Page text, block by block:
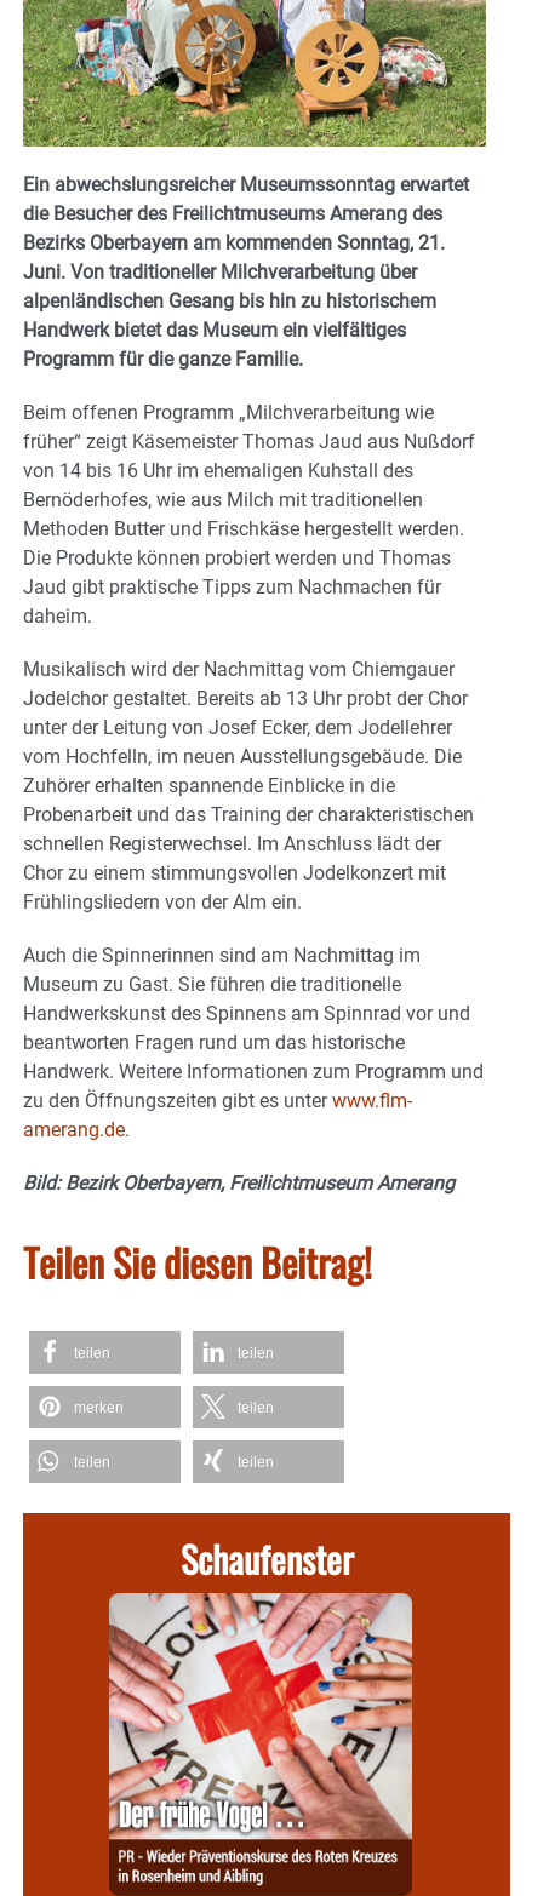
Ein abwechslungsreicher Museumssonntag erwartet
die Besucher des Freilichtmuseums Amerang des
Bezirks Oberbayern am kommenden Sonntag, 21.
Juni. Von traditioneller Milchverarbeitung über
alpenländischen Gesang bis hin zu historischem
Handwerk bietet das Museum ein vielfältiges
Programm für die ganze Familie.
Beim offenen Programm „Milchverarbeitung wie
früher“ zeigt Käsemeister Thomas Jaud aus Nußdorf
von 14 bis 16 Uhr im ehemaligen Kuhstall des
Bernöderhofes, wie aus Milch mit traditionellen
Methoden Butter und Frischkäse hergestellt werden.
Die Produkte können probiert werden und Thomas
Jaud gibt praktische Tipps zum Nachmachen für
daheim.
Musikalisch wird der Nachmittag vom Chiemgauer
Jodelchor gestaltet. Bereits ab 13 Uhr probt der Chor
unter der Leitung von Josef Ecker, dem Jodellehrer
vom Hochfelln, im neuen Ausstellungsgebäude. Die
Zuhörer erhalten spannende Einblicke in die
Probenarbeit und das Training der charakteristischen
schnellen Registerwechsel. Im Anschluss lädt der
Chor zu einem stimmungsvollen Jodelkonzert mit
Frühlingsliedern von der Alm ein.
Auch die Spinnerinnen sind am Nachmittag im
Museum zu Gast. Sie führen die traditionelle
Handwerkskunst des Spinnens am Spinnrad vor und
beantworten Fragen rund um das historische
Handwerk. Weitere Informationen zum Programm und
zu den Öffnungszeiten gibt es unterwww.flm-
amerang.de.
Bild: Bezirk Oberbayern, Freilichtmuseum Amerang
Teilen Sie diesen Beitrag!
teilen teilen
merken teilen
teilen teilen
Schaufenster